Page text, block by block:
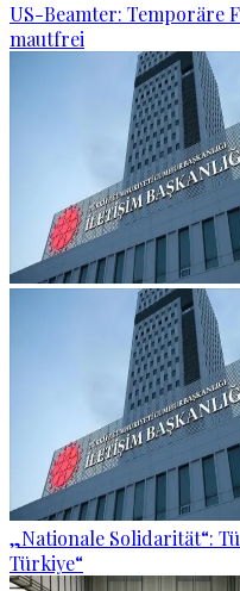
US-Beamter: Temporäre
mautfrei
„Nationale Solidarität“:
Türkiye“